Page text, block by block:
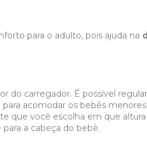
para o adulto, pois ajuda na
do carregador. É possível
acomodar os bebês
que você escolha em que
a cabeça do bebê.